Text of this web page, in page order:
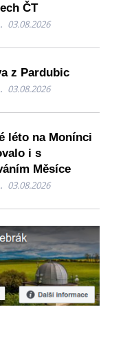
ČT
03.08.2026
z Pardubic
03.08.2026
léto na Monínci
i s
Měsíce
03.08.2026